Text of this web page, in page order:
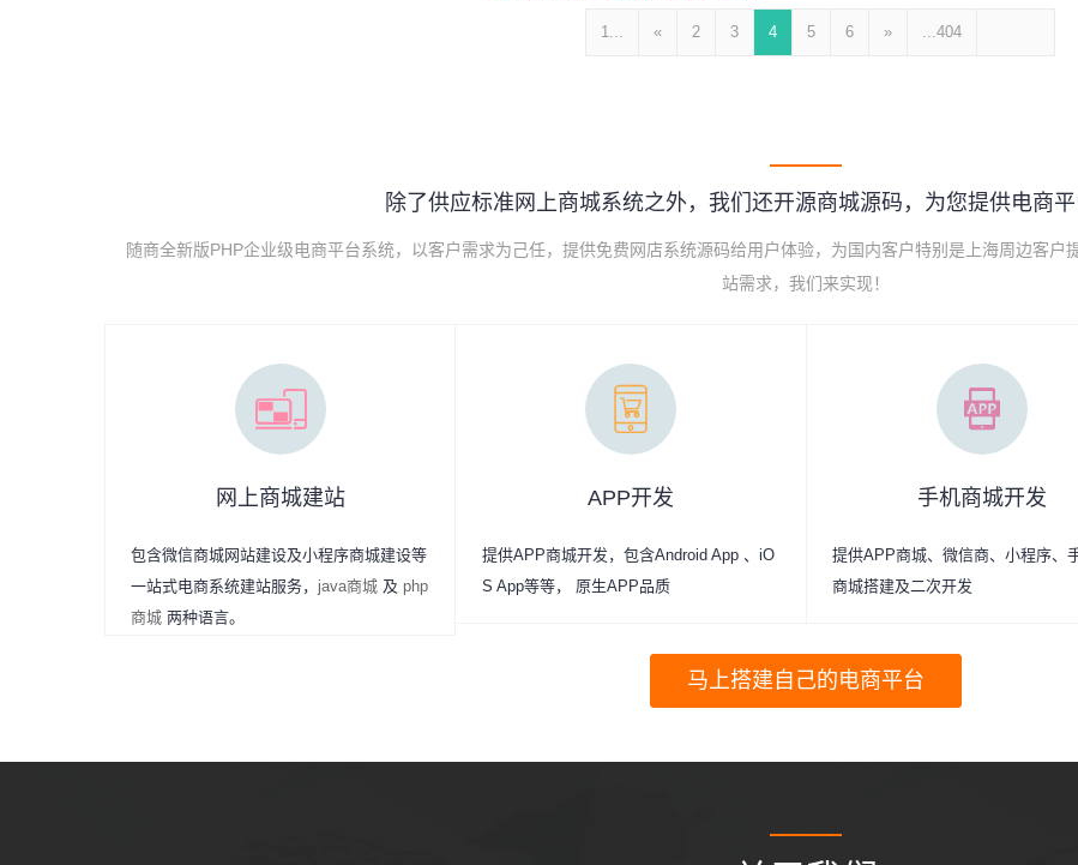
1... « 2 3 4 5 6 » ...404
除了供应标准网上商城系统之外，我们还开源商城源码，为您提供电商
随商全新版PHP企业级电商平台系统，以客户需求为己任，提供免费网店系统源码给用户体验，为国内客户特别是上海周边客
站需求，我们来实现！
网上商城建站
包含微信商城网站建设及小程序商城建设等
一站式电商系统建站服务， java商城 及 php
商城 两种语言。
APP开发
提供APP商城开发，包含Android App 、iO
S App等等， 原生APP品质
手机商城开发
提供APP商城、微信商、小程序、
商城搭建及二次开发
马上搭建自己的电商平台